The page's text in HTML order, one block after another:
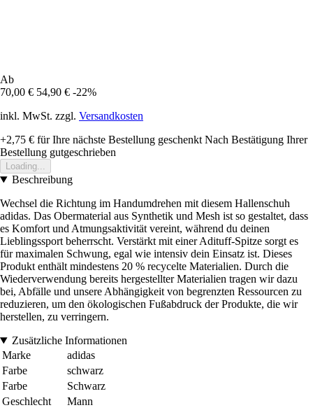
Ab
70,00 € 54,90 € -22%
inkl. MwSt. zzgl. Versandkosten
+2,75 € für Ihre nächste Bestellung geschenkt Nach Bestätigung Ihrer
Bestellung gutgeschrieben
Loading...
Beschreibung
Wechsel die Richtung im Handumdrehen mit diesem Hallenschuh
adidas. Das Obermaterial aus Synthetik und Mesh ist so gestaltet, dass
es Komfort und Atmungsaktivität vereint, während du deinen
Lieblingssport beherrscht. Verstärkt mit einer Adituff-Spitze sorgt es
für maximalen Schwung, egal wie intensiv dein Einsatz ist. Dieses
Produkt enthält mindestens 20 % recycelte Materialien. Durch die
Wiederverwendung bereits hergestellter Materialien tragen wir dazu
bei, Abfälle und unsere Abhängigkeit von begrenzten Ressourcen zu
reduzieren, um den ökologischen Fußabdruck der Produkte, die wir
herstellen, zu verringern.
Zusätzliche Informationen
Marke
adidas
Farbe
schwarz
Farbe
Schwarz
Geschlecht
Mann